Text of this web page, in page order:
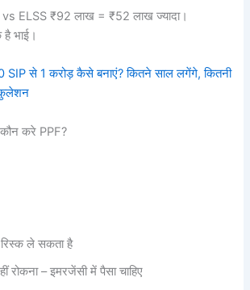
ELSS ₹92 लाख = ₹52 लाख ज्यादा।
भाई।
से 1 करोड़ कैसे बनाएं? कितने साल लगेंगे, कितनी
करे PPF?
ले सकता है
रोकना – इमरजेंसी में पैसा चाहिए